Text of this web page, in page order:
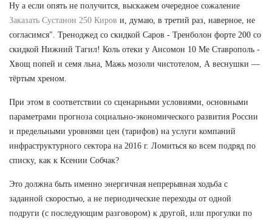
Ну а если опять не получится, выскажем очередное сожаление
Заказать Сустанон 250 Киров и, думаю, в третий раз, наверное, не
согласимся". Треноджед со скидкой Саров - Тренболон форте 200 со
скидкой Нижний Тагил! Коль отеки у Ансомон 10 Me Ставрополь -
Хвощ попей и семя льна, Мажь мозоли чистотелом, А веснушки —
тёртым хреном.
При этом в соответствии со сценарными условиями, основными
параметрами прогноза социально-экономического развития России
и предельными уровнями цен (тарифов) на услуги компаний
инфраструктурного сектора на 2016 г. Ломиться ко всем подряд по
списку, как к Ксении Собчак?
Это должна быть именно энергичная непрерывная ходьба с
заданной скоростью, а не периодические переходы от одной
подруги (с последующим разговором) к другой, или прогулки по